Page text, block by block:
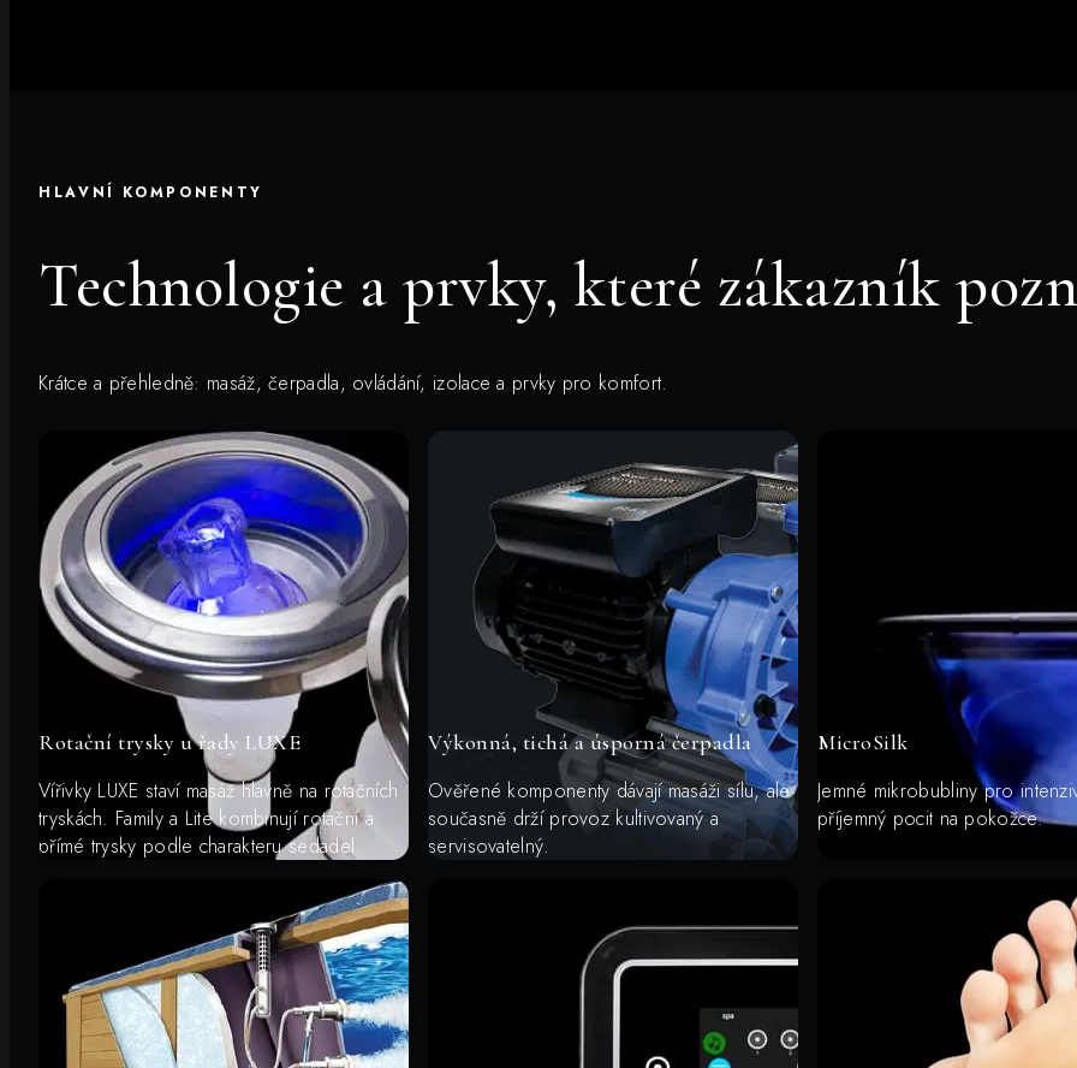
HLAVNÍ KOMPONENTY
Technologie a prvky, které zákazník
Krátce a přehledně: masáž, čerpadla, ovládání, izolace a prvky pro komfort.
Rotační trysky u řady LUXE
Vířivky LUXE staví masáž hlavně na rotačních
tryskách. Family a Lite kombinují rotační a
přímé trysky podle charakteru sedadel.
Výkonná, tichá a úsporná čerpadla
Ověřené komponenty dávají masáži sílu, ale
současně drží provoz kultivovaný a
servisovatelný.
MicroSilk
Jemné mikrobubliny pro
příjemný pocit na pokožce.